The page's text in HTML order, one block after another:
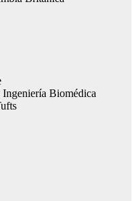
Ingeniería Biomédica